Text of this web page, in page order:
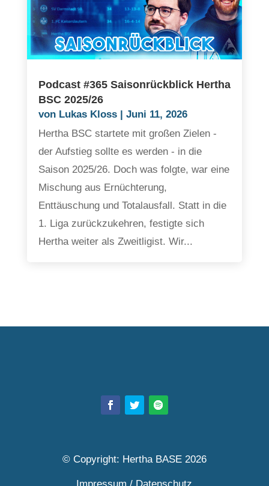
Podcast #365 Saisonrückblick Hertha
BSC 2025/26
von Lukas Kloss| Juni 11, 2026
Hertha BSC startete mit großen Zielen -
der Aufstieg sollte es werden - in die
Saison 2025/26. Doch was folgte, war eine
Mischung aus Ernüchterung,
Enttäuschung und Totalausfall. Statt in die
1. Liga zurückzukehren, festigte sich
Hertha weiter als Zweitligist. Wir...
© Copyright: Hertha BASE 2026